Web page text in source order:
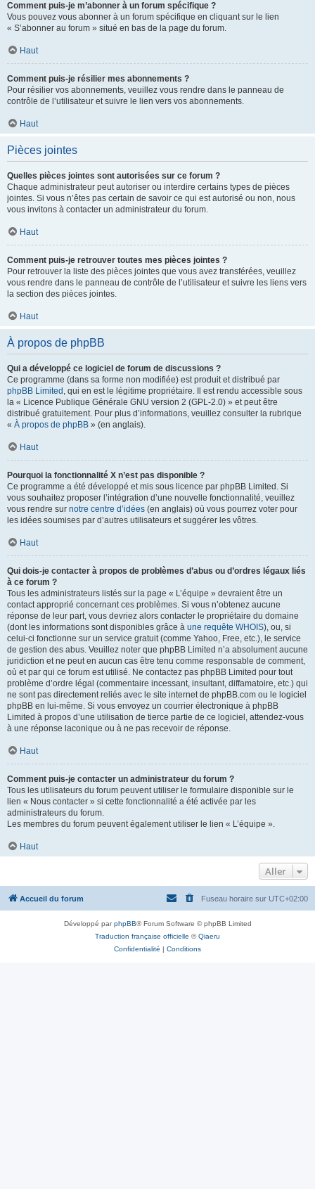
Comment puis-je m’abonner à un forum spécifique ?
Vous pouvez vous abonner à un forum spécifique en cliquant sur le lien
« S’abonner au forum » situé en bas de la page du forum.
Haut
Comment puis-je résilier mes abonnements ?
Pour résilier vos abonnements, veuillez vous rendre dans le panneau de
contrôle de l’utilisateur et suivre le lien vers vos abonnements.
Haut
Pièces jointes
Quelles pièces jointes sont autorisées sur ce forum ?
Chaque administrateur peut autoriser ou interdire certains types de pièces
jointes. Si vous n’êtes pas certain de savoir ce qui est autorisé ou non, nous
vous invitons à contacter un administrateur du forum.
Haut
Comment puis-je retrouver toutes mes pièces jointes ?
Pour retrouver la liste des pièces jointes que vous avez transférées, veuillez
vous rendre dans le panneau de contrôle de l’utilisateur et suivre les liens vers
la section des pièces jointes.
Haut
À propos de phpBB
Qui a développé ce logiciel de forum de discussions ?
Ce programme (dans sa forme non modifiée) est produit et distribué par
phpBB Limited , qui en est le légitime propriétaire. Il est rendu accessible sous
la « Licence Publique Générale GNU version 2 (GPL-2.0) » et peut être
distribué gratuitement. Pour plus d’informations, veuillez consulter la rubrique
« À propos de phpBB » (en anglais).
Haut
Pourquoi la fonctionnalité X n’est pas disponible ?
Ce programme a été développé et mis sous licence par phpBB Limited. Si
vous souhaitez proposer l’intégration d’une nouvelle fonctionnalité, veuillez
vous rendre sur notre centre d’idées (en anglais) où vous pourrez voter pour
les idées soumises par d’autres utilisateurs et suggérer les vôtres.
Haut
Qui dois-je contacter à propos de problèmes d’abus ou d’ordres légaux liés
à ce forum ?
Tous les administrateurs listés sur la page « L’équipe » devraient être un
contact approprié concernant ces problèmes. Si vous n’obtenez aucune
réponse de leur part, vous devriez alors contacter le propriétaire du domaine
(dont les informations sont disponibles grâce à une requête WHOIS), ou, si
celui-ci fonctionne sur un service gratuit (comme Yahoo, Free, etc.), le service
de gestion des abus. Veuillez noter que phpBB Limited n’a absolument aucune
juridiction et ne peut en aucun cas être tenu comme responsable de comment,
où et par qui ce forum est utilisé. Ne contactez pas phpBB Limited pour tout
problème d’ordre légal (commentaire incessant, insultant, diffamatoire, etc.) qui
ne sont pas directement reliés avec le site internet de phpBB.com ou le logiciel
phpBB en lui-même. Si vous envoyez un courrier électronique à phpBB
Limited à propos d’une utilisation de tierce partie de ce logiciel, attendez-vous
à une réponse laconique ou à ne pas recevoir de réponse.
Haut
Comment puis-je contacter un administrateur du forum ?
Tous les utilisateurs du forum peuvent utiliser le formulaire disponible sur le
lien « Nous contacter » si cette fonctionnalité a été activée par les
administrateurs du forum.
Les membres du forum peuvent également utiliser le lien « L’équipe ».
Haut
Aller
Accueil du forum Fuseau horaire sur UTC+02:00
Développé parphpBB® Forum Software © phpBB Limited
Traduction française officielle ©Qiaeru
Confidentialité | Conditions